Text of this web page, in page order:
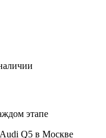
этапе
Q5 в Москве